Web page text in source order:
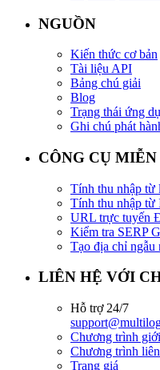
NGUỒN
Kiến thức cơ bản
Tài liệu API
Bảng chú giải
Blog
Trạng thái ứng
Ghi chú phát
CÔNG CỤ
Tính thu nhập từ
Tính thu nhập từ
URL trực tuyến
Kiểm tra SERP
Tạo địa chỉ ngẫu
LIÊN HỆ VỚI
Hỗ trợ 24/7
Chương trình
Chương trình
Trang giá